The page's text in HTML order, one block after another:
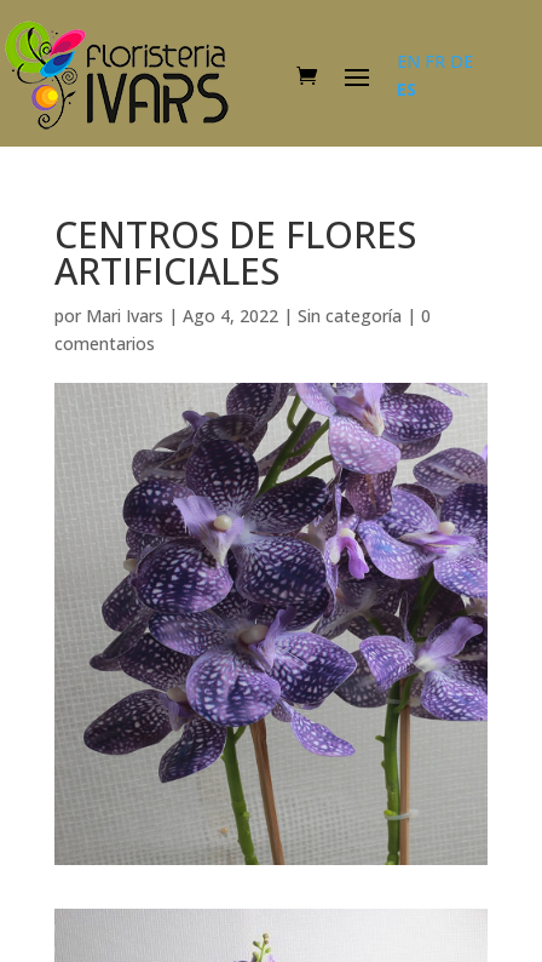
EN FR DE
ES
CENTROS DE FLORES
ARTIFICIALES
por Mari Ivars | Ago 4, 2022| Sin categoría | 0
comentarios